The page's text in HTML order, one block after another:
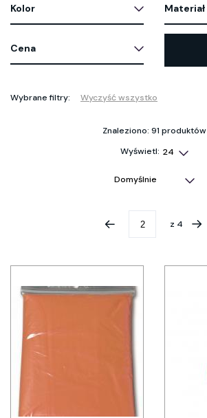
Kolor Materiał
Cena
Wybrane filtry: Wyczyść wszystko
Znaleziono: 91 produktów
Wyświetl:
z 4